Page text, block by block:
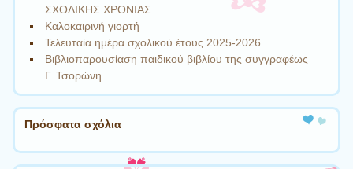
ΣΧΟΛΙΚΗΣ ΧΡΟΝΙΑΣ
Καλοκαιρινή γιορτή
Τελευταία ημέρα σχολικού έτους 2025-2026
Βιβλιοπαρουσίαση παιδικού βιβλίου της συγγραφέως
Γ. Τσορώνη
Πρόσφατα σχόλια